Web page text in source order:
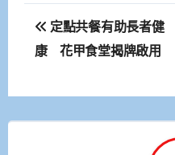
文
章
覽
定點共餐有助長者健
康 花甲食堂揭牌啟用